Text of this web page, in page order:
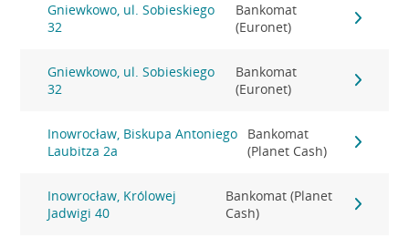
Gniewkowo, ul. Sobieskiego
32
Bankomat
(Euronet)
Gniewkowo, ul. Sobieskiego
32
Bankomat
(Euronet)
Inowrocław, Biskupa Antoniego
Laubitza 2a
Bankomat
(Planet Cash)
Inowrocław, Królowej
Jadwigi 40
Bankomat (Planet
Cash)